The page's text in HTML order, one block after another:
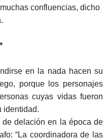
confluencias, dicho
en la nada hacen su
porque los personajes
cuyas vidas fueron
identidad.
delación en la época de
“La coordinadora de las